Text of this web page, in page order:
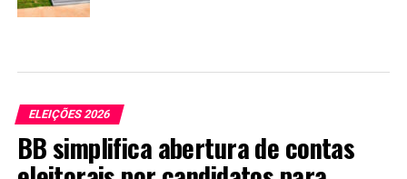
ELEIÇÕES 2026
BB simplifica abertura de contas